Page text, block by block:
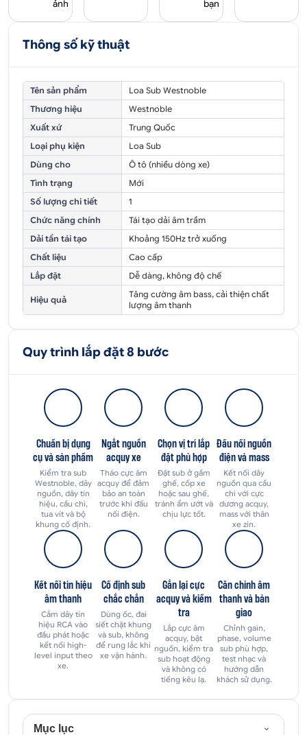
ảnh
bạn
Thông số kỹ thuật
Tên sản phẩm
Loa Sub Westnoble
Thương hiệu
Westnoble
Xuất xứ
Trung Quốc
Loại phụ kiện
Loa Sub
Dùng cho
Ô tô (nhiều dòng xe)
Tình trạng
Mới
Số lượng chi tiết
1
Chức năng chính
Tái tạo dải âm trầm
Dải tần tái tạo
Khoảng 150Hz trở xuống
Chất liệu
Cao cấp
Lắp đặt
Dễ dàng, không độ chế
Hiệu quả
Tăng cường âm bass, cải thiện chất
lượng âm thanh
Quy trình lắp đặt 8 bước
Chuẩn bị dụng
cụ và sản phẩm
Kiểm tra sub
Westnoble, dây
nguồn, dây tín
hiệu, cầu chì,
tua vít và bộ
khung cố định.
Ngắt nguồn
acquy xe
Tháo cực âm
acquy để đảm
bảo an toàn
trước khi đấu
nối điện.
Chọn vị trí lắp
đặt phù hợp
Đặt sub ở gầm
ghế, cốp xe
hoặc sau ghế,
tránh ẩm ướt và
chịu lực tốt.
Đấu nối nguồn
điện và mass
Kết nối dây
nguồn qua cầu
chì với cực
dương acquy,
mass với thân
xe zin.
Kết nối tín hiệu
âm thanh
Cắm dây tín
hiệu RCA vào
đầu phát hoặc
kết nối high-
level input theo
xe.
Cố định sub
chắc chắn
Dùng ốc, đai
siết chặt khung
và sub, không
để rung lắc khi
xe vận hành.
Gắn lại cực
acquy và kiểm
tra
Lắp cực âm
acquy, bật
nguồn, kiểm tra
sub hoạt động
và không có
tiếng kêu lạ.
Căn chỉnh âm
thanh và bàn
giao
Chỉnh gain,
phase, volume
sub phù hợp,
test nhạc và
hướng dẫn
khách sử dụng.
Mục lục